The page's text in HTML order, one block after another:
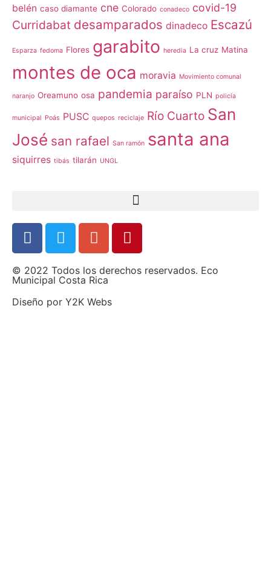
belén caso diamante cne Colorado conadeco covid-19
Curridabat desamparados dinadeco Escazú
Esparza fedoma Flores garabito heredia La cruz Matina
montes de oca moravia Movimiento comunal
naranjo Oreamuno osa pandemia paraíso PLN policía
municipal Poás PUSC quepos reciclaje Río Cuarto San
José san rafael San ramón santa ana
siquirres tibás tilarán UNGL
© 2022 Todos los derechos reservados. Eco
Municipal Costa Rica
Diseño por Y2K Webs